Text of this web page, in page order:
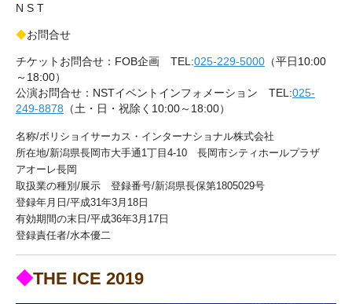
N S T
◆お問合せ
チケットお問合せ：FOB企画 TEL:025-229-5000 （平日10:00
～18:00）
公演お問合せ：NSTイベントインフォメーション TEL:025-
249-8878 （土・日・祝除く10:00～18:00）
名称/ボリショイサーカス・インターナショナル株式会社
所在地/新潟県長岡市大手通1丁目4-10 長岡市シティホールプラザ
アオーレ長岡
取扱業の種別/展示 登録番号/新潟県長保第1805029号
登録年月日/平成31年3月18日
有効期間の末日/平成36年3月17日
登録責任者/水本優二
◆THE ICE 2019